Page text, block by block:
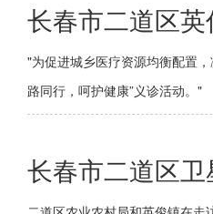
长春市二道区
"为促进城乡医疗资源均衡配置
路同行，呵护健康”义诊活动。"
长春市二道区